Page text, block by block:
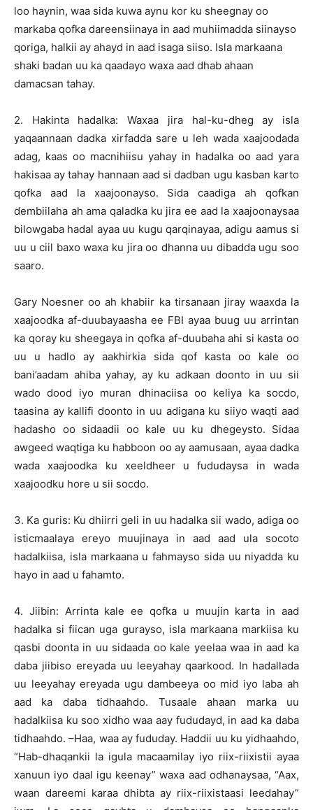
loo haynin, waa sida kuwa aynu kor ku sheegnay oo
markaba qofka dareensiinaya in aad muhiimadda siinayso
qoriga, halkii ay ahayd in aad isaga siiso. Isla markaana
shaki badan uu ka qaadayo waxa aad dhab ahaan
damacsan tahay.
2. Hakinta hadalka: Waxaa jira hal-ku-dheg ay isla
yaqaannaan dadka xirfadda sare u leh wada xaajoodada
adag, kaas oo macnihiisu yahay in hadalka oo aad yara
hakisaa ay tahay hannaan aad si dadban ugu kasban karto
qofka aad la xaajoonayso. Sida caadiga ah qofkan
dembiilaha ah ama qaladka ku jira ee aad la xaajoonaysaa
bilowgaba hadal ayaa uu kugu qarqinayaa, adigu aamus si
uu u ciil baxo waxa ku jira oo dhanna uu dibadda ugu soo
saaro.
Gary Noesner oo ah khabiir ka tirsanaan jiray waaxda la
xaajoodka af-duubayaasha ee FBI ayaa buug uu arrintan
ka qoray ku sheegaya in qofka af-duubaha ahi si kasta oo
uu u hadlo ay aakhirkia sida qof kasta oo kale oo
bani’aadam ahiba yahay, ay ku adkaan doonto in uu sii
wado dood iyo muran dhinaciisa oo keliya ka socdo,
taasina ay kallifi doonto in uu adigana ku siiyo waqti aad
hadasho oo sidaadii oo kale uu ku dhegeysto. Sidaa
awgeed waqtiga ku habboon oo ay aamusaan, ayaa dadka
wada xaajoodka ku xeeldheer u fududaysa in wada
xaajoodku hore u sii socdo.
3. Ka guris: Ku dhiirri geli in uu hadalka sii wado, adiga oo
isticmaalaya ereyo muujinaya in aad aad ula socoto
hadalkiisa, isla markaana u fahmayso sida uu niyadda ku
hayo in aad u fahamto.
4. Jiibin: Arrinta kale ee qofka u muujin karta in aad
hadalka si fiican uga gurayso, isla markaana markiisa ku
qasbi doonta in uu sidaada oo kale yeelaa waa in aad ka
daba jiibiso ereyada uu leeyahay qaarkood. In hadallada
uu leeyahay ereyada ugu dambeeya oo mid iyo laba ah
aad ka daba tidhaahdo. Tusaale ahaan marka uu
hadalkiisa ku soo xidho waa aay fududayd, in aad ka daba
tidhaahdo. –Haa, waa ay fududay. Haddii uu ku yidhaahdo,
“Hab-dhaqankii la igula macaamilay iyo riix-riixistii ayaa
xanuun iyo daal igu keenay” waxa aad odhanaysaa, “Aax,
waan dareemi karaa dhibta ay riix-riixistaasi leedahay”